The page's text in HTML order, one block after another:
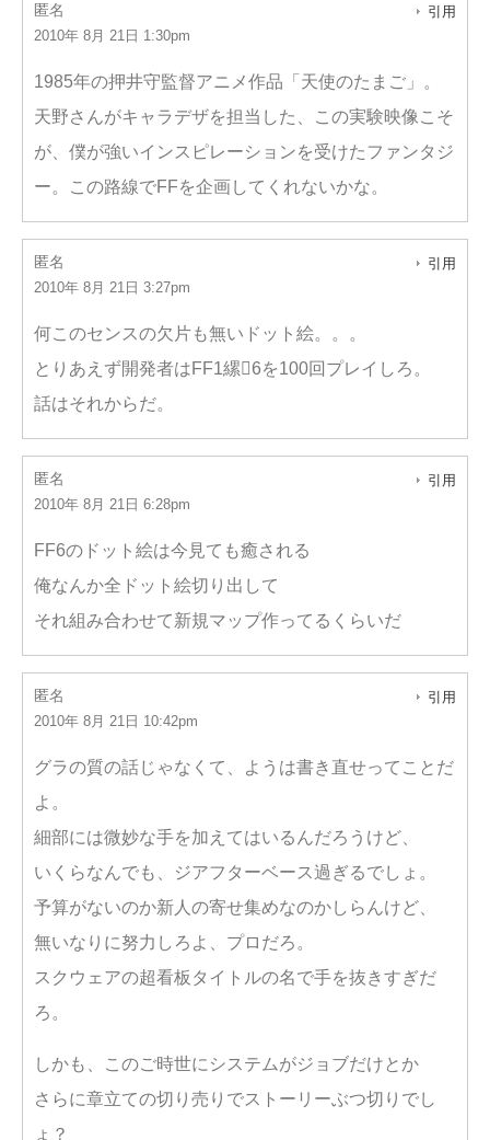
匿名
2010年 8月 21日 1:30pm
引用
1985年の押井守監督アニメ作品「天使のたまご」。
天野さんがキャラデザを担当した、この実験映像こそ
が、僕が強いインスピレーションを受けたファンタジ
ー。この路線でFFを企画してくれないかな。
匿名
2010年 8月 21日 3:27pm
引用
何このセンスの欠片も無いドット絵。。。
とりあえず開発者はFF1縲6を100回プレイしろ。
話はそれからだ。
匿名
2010年 8月 21日 6:28pm
引用
FF6のドット絵は今見ても癒される
俺なんか全ドット絵切り出して
それ組み合わせて新規マップ作ってるくらいだ
匿名
2010年 8月 21日 10:42pm
引用
グラの質の話じゃなくて、ようは書き直せってことだ
よ。
細部には微妙な手を加えてはいるんだろうけど、
いくらなんでも、ジアフターベース過ぎるでしょ。
予算がないのか新人の寄せ集めなのかしらんけど、
無いなりに努力しろよ、プロだろ。
スクウェアの超看板タイトルの名で手を抜きすぎだ
ろ。
しかも、このご時世にシステムがジョブだけとか
さらに章立ての切り売りでストーリーぶつ切りでし
ょ？